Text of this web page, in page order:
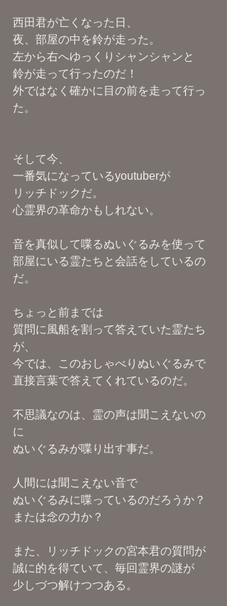
西田君が亡くなった日、
夜、部屋の中を鈴が走った。
左から右へゆっくりシャンシャンと
鈴が走って行ったのだ！
外ではなく確かに目の前を走って行っ
た。
そして今、
一番気になっているyoutuberが
リッチドックだ。
心霊界の革命かもしれない。
音を真似して喋るぬいぐるみを使って
部屋にいる霊たちと会話をしているの
だ。
ちょっと前までは
質問に風船を割って答えていた霊たち
が、
今では、このおしゃべりぬいぐるみで
直接言葉で答えてくれているのだ。
不思議なのは、霊の声は聞こえないの
に
ぬいぐるみが喋り出す事だ。
人間には聞こえない音で
ぬいぐるみに喋っているのだろうか？
または念の力か？
また、リッチドックの宮本君の質問が
誠に的を得ていて、毎回霊界の謎が
少しづつ解けつつある。